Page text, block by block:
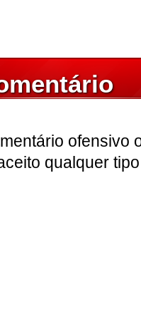
ofensivo
qualquer